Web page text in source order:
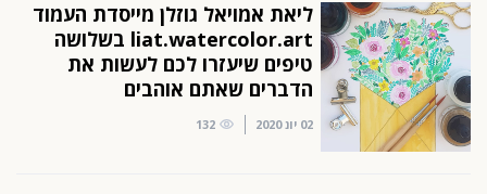
ליאת אמויאל גוזלן מייסדת העמוד
liat.watercolor.art בשלושה
טיפים שיעזרו לכם לעשות את
הדברים שאתם אוהבים
02 יונ 2020 132